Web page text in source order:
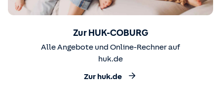
Zur HUK-COBURG
Alle Angebote und Online-Rechner auf
huk.de
Zur huk.de